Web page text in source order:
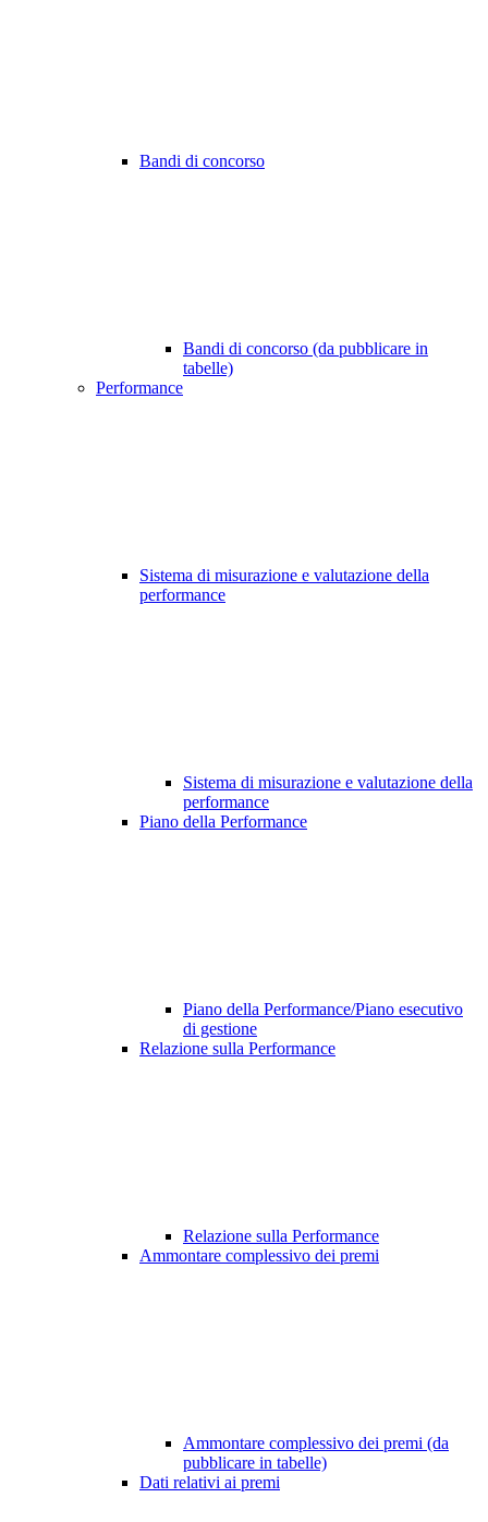
Bandi di concorso
Bandi di concorso (da pubblicare in
tabelle)
Performance
Sistema di misurazione e valutazione della
performance
Sistema di misurazione e valutazione della
performance
Piano della Performance
Piano della Performance/Piano esecutivo
di gestione
Relazione sulla Performance
Relazione sulla Performance
Ammontare complessivo dei premi
Ammontare complessivo dei premi (da
pubblicare in tabelle)
Dati relativi ai premi